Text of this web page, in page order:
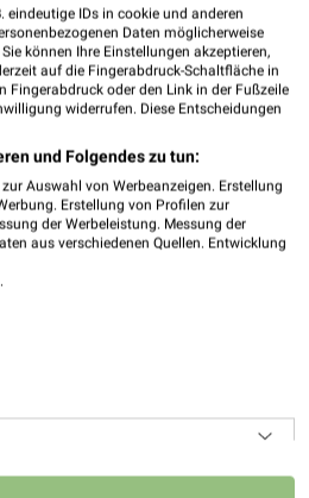
IDs in cookie und anderen
Daten möglicherweise
können Ihre Einstellungen akzeptieren,
auf die Fingerabdruck-Schaltfläche in
Fingerabdruck oder den Link in der Fußzeile
widerrufen. Diese Entscheidungen
und Folgendes zu tun:
Auswahl von Werbeanzeigen. Erstellung
Erstellung von Profilen zur
der Werbeleistung. Messung der
aus verschiedenen Quellen. Entwicklung